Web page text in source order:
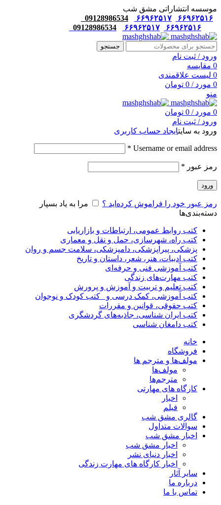
موسسه انتشاراتی مشق شب
۶۶۹۶۲۵۱۶
۶۶۹۶۲۵۱۷
09128986534
۶۶۹۶۲۵۱۶
۶۶۹۶۲۵۱۷ 09128986534
جستجو
ورود / ثبت نام
0 مقایسه
0 لیست علاقمندی
0 مورد /
0 تومان
منو
0 مورد /
0 تومان
ورود / ثبت نام
ورود به سایتایجاد حساب کاربری
Username or email address
*
رمز عبور *
ورود
رمز عبور خود را فراموش کرده‌اید ؟
مرا به یاد بسپار
دسته‌بندی‌ها
کتب روابط عمومی، ارتباطات و بازاریابی
کتب راه، شهرسازی، حمل و نقل و معماری
پزشکی، پیراپزشکی، دامپزشکی، سلامت جسم و روان
کتب ادبیات، هنر، شعر، داستان و تاریخ
کتب آموزشی فنی و حرفه‌ای
کتب مهارت‌های زندگی
کتب تعلیم و تربیت و آموزش و پرورش
کتب آموزشی، کمک درسی و _کتب کودک و نوجوان
کتب حقوقی، قوانین و مقررات
کتب ایران شناسی، جاذبه‌های گردشگری
کتب دامغان شناسی
خانه
فروشگاه
مولف‌ها و مترجم ها
مولف‌ها
مترجم‌ها
کارگاه های مهارتی
اخبار
فیلم
گالری مشق شب
سوالات متداول
اخبار مشق شب
اخبار مشق شب
اخبار دنیای نشر
اخبار کارگاه های مهارت زندگی
سایر آثار
درباره ما
تماس با ما